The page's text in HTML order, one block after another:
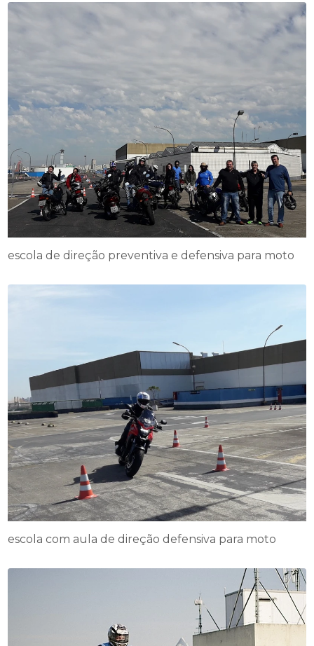
escola de direção preventiva e defensiva para moto
escola com aula de direção defensiva para moto